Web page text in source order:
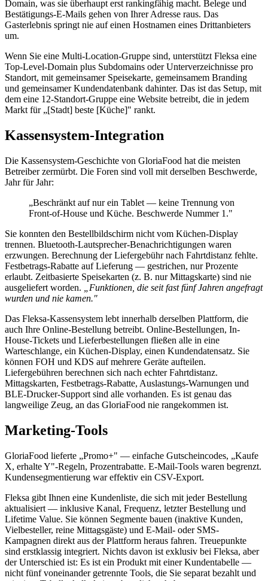
Domain, was sie überhaupt erst rankingfähig macht. Belege und
Bestätigungs-E-Mails gehen von Ihrer Adresse raus. Das
Gasterlebnis springt nie auf einen Hostnamen eines Drittanbieters
um.
Wenn Sie eine Multi-Location-Gruppe sind, unterstützt Fleksa eine
Top-Level-Domain plus Subdomains oder Unterverzeichnisse pro
Standort, mit gemeinsamer Speisekarte, gemeinsamem Branding
und gemeinsamer Kundendatenbank dahinter. Das ist das Setup, mit
dem eine 12-Standort-Gruppe eine Website betreibt, die in jedem
Markt für „[Stadt] beste [Küche]" rankt.
Kassensystem-Integration
Die Kassensystem-Geschichte von GloriaFood hat die meisten
Betreiber zermürbt. Die Foren sind voll mit derselben Beschwerde,
Jahr für Jahr:
„Beschränkt auf nur ein Tablet — keine Trennung von
Front-of-House und Küche. Beschwerde Nummer 1."
Sie konnten den Bestellbildschirm nicht vom Küchen-Display
trennen. Bluetooth-Lautsprecher-Benachrichtigungen waren
erzwungen. Berechnung der Liefergebühr nach Fahrtdistanz fehlte.
Festbetrags-Rabatte auf Lieferung — gestrichen, nur Prozente
erlaubt. Zeitbasierte Speisekarten (z. B. nur Mittagskarte) sind nie
ausgeliefert worden.
„Funktionen, die seit fast fünf Jahren angefragt
wurden und nie kamen."
Das Fleksa-Kassensystem lebt innerhalb derselben Plattform, die
auch Ihre Online-Bestellung betreibt. Online-Bestellungen, In-
House-Tickets und Lieferbestellungen fließen alle in eine
Warteschlange, ein Küchen-Display, einen Kundendatensatz. Sie
können FOH und KDS auf mehrere Geräte aufteilen.
Liefergebühren berechnen sich nach echter Fahrtdistanz.
Mittagskarten, Festbetrags-Rabatte, Auslastungs-Warnungen und
BLE-Drucker-Support sind alle vorhanden. Es ist genau das
langweilige Zeug, an das GloriaFood nie rangekommen ist.
Marketing-Tools
GloriaFood lieferte „Promo+" — einfache Gutscheincodes, „Kaufe
X, erhalte Y"-Regeln, Prozentrabatte. E-Mail-Tools waren begrenzt.
Kundensegmentierung war effektiv ein CSV-Export.
Fleksa gibt Ihnen eine Kundenliste, die sich mit jeder Bestellung
aktualisiert — inklusive Kanal, Frequenz, letzter Bestellung und
Lifetime Value. Sie können Segmente bauen (inaktive Kunden,
Vielbesteller, reine Mittagsgäste) und E-Mail- oder SMS-
Kampagnen direkt aus der Plattform heraus fahren. Treuepunkte
sind erstklassig integriert. Nichts davon ist exklusiv bei Fleksa, aber
der Unterschied ist: Es ist ein Produkt mit einer Kundentabelle —
nicht fünf voneinander getrennte Tools, die Sie separat bezahlt und